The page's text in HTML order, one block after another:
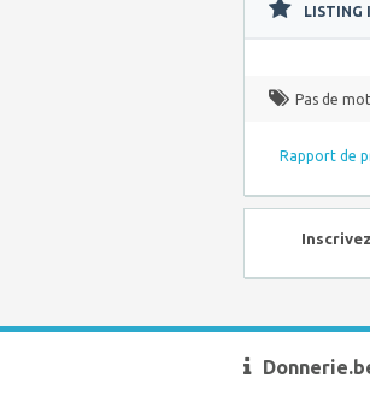
LISTING
Pas de
Rapport de